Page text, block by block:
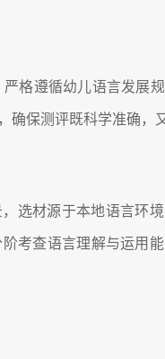
格遵循幼儿语言发展
保测评既科学准确，
选材源于本地语言环
考查语言理解与运用